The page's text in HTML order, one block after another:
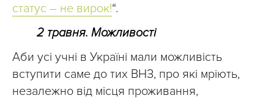
статус – не вирок!“.
2 травня. Можливості
Аби усі учні в Україні мали можливість
вступити саме до тих ВНЗ, про які мріють,
незалежно від місця проживання,